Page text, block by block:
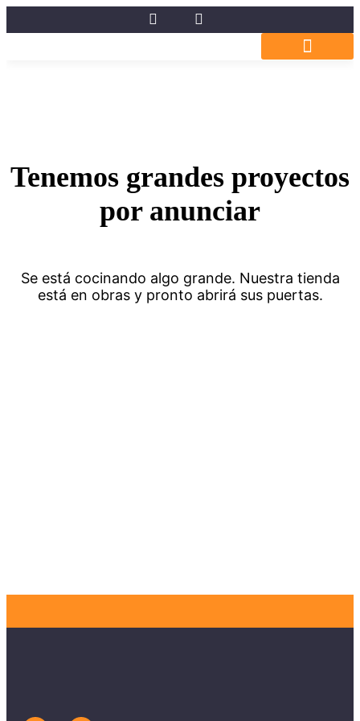
Tenemos grandes proyectos
por anunciar
Se está cocinando algo grande. Nuestra tienda
está en obras y pronto abrirá sus puertas.